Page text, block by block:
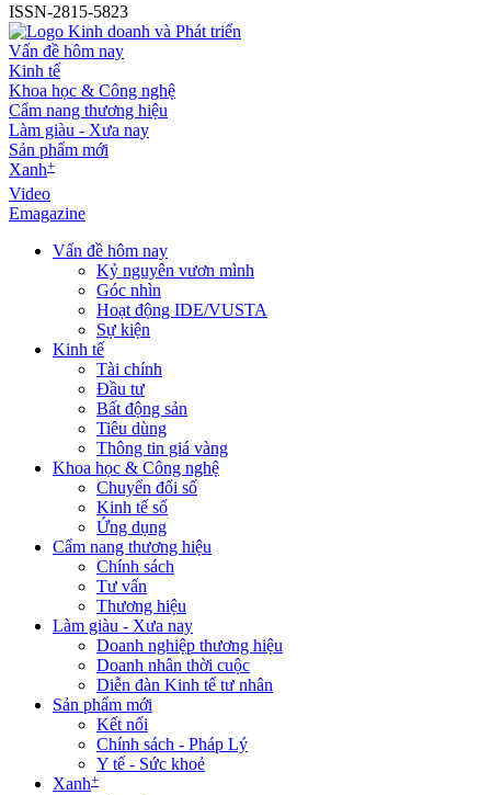
ISSN-2815-5823
Vấn đề hôm nay
Kinh tế
Khoa học & Công nghệ
Cẩm nang thương hiệu
Làm giàu - Xưa nay
Sản phẩm mới
Xanh+
Video
Emagazine
Vấn đề hôm nay
Kỷ nguyên vươn mình
Góc nhìn
Hoạt động IDE/VUSTA
Sự kiện
Kinh tế
Tài chính
Đầu tư
Bất động sản
Tiêu dùng
Thông tin giá vàng
Khoa học & Công nghệ
Chuyển đổi số
Kinh tế số
Ứng dụng
Cẩm nang thương hiệu
Chính sách
Tư vấn
Thương hiệu
Làm giàu - Xưa nay
Doanh nghiệp thương hiệu
Doanh nhân thời cuộc
Diễn đàn Kinh tế tư nhân
Sản phẩm mới
Kết nối
Chính sách - Pháp Lý
Y tế - Sức khoẻ
Xanh+